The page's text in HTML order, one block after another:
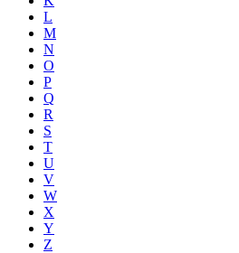
L
M
N
O
P
Q
R
S
T
U
V
W
X
Y
Z